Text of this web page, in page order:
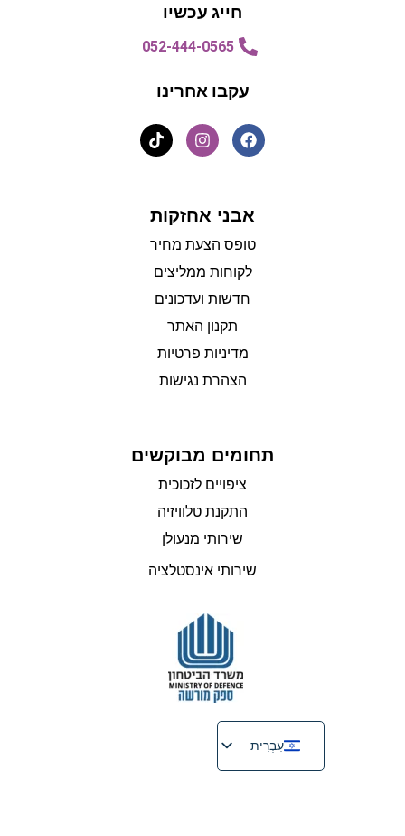
חייג עכשיו
052-444-0565
עקבו אחרינו
אבני אחזקות
טופס הצעת מחיר
לקוחות ממליצים
חדשות ועדכונים
תקנון האתר
מדיניות פרטיות
הצהרת נגישות
תחומים מבוקשים
ציפויים לזכוכית
התקנת טלוויזיה
שירותי מנעולן
שירותי אינסטלציה
עִבְרִית
English